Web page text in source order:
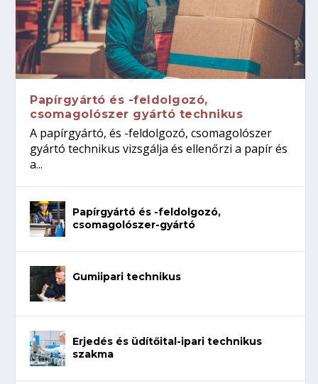
Papírgyártó és -feldolgozó,
csomagolószer gyártó technikus
A papírgyártó, és -feldolgozó, csomagolószer
gyártó technikus vizsgálja és ellenőrzi a papír és
a...
Papírgyártó és -feldolgozó,
csomagolószer-gyártó
Gumiipari technikus
Erjedés és üdítőital-ipari technikus
szakma